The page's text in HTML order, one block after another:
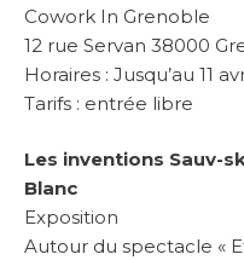
Cowork In Grenoble
12 rue Servan 38000
Horaires : Jusqu’au 11
Tarifs : entrée libre
Les inventions Sauv-
Blanc
Exposition
Autour du spectacle «